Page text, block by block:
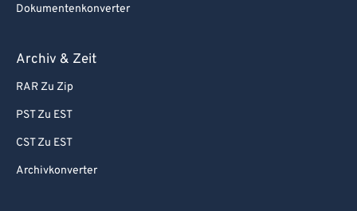
Dokumentenkonverter
Archiv & Zeit
RAR Zu Zip
PST Zu EST
CST Zu EST
Archivkonverter